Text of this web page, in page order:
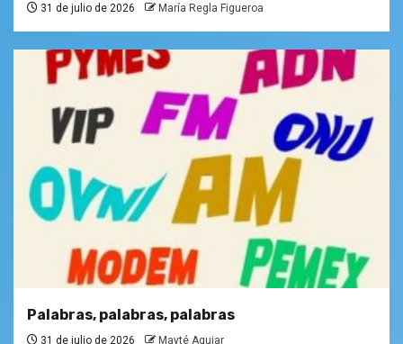
31 de julio de 2026 María Regla Figueroa
Palabras, palabras, palabras
31 de julio de 2026 Mayté Aguiar